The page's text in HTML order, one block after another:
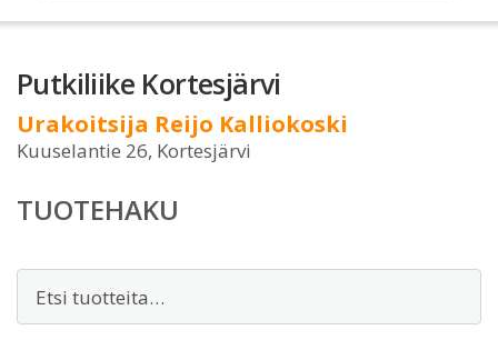
Putkiliike Kortesjärvi
Urakoitsija Reijo Kalliokoski
Kuuselantie 26, Kortesjärvi
TUOTEHAKU